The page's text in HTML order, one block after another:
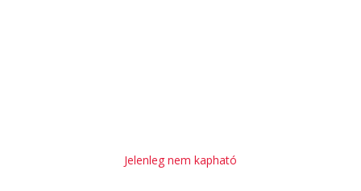
Jelenleg nem kapható